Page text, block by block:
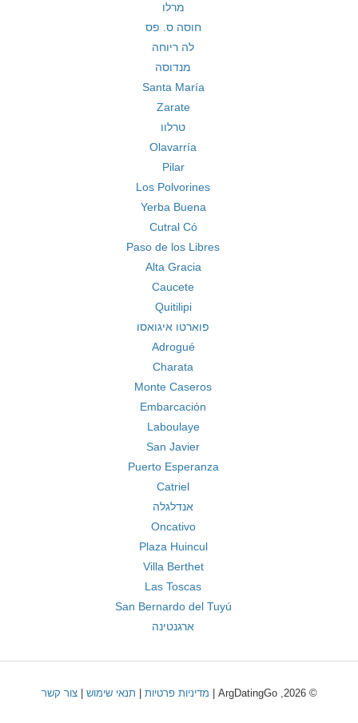
מרלו
חוסה ס. פס
לה ריוחה
מנדוסה
Santa María
Zarate
טרלוו
Olavarría
Pilar
Los Polvorines
Yerba Buena
Cutral Có
Paso de los Libres
Alta Gracia
Caucete
Quitilipi
פוארטו איגואסו
Adrogué
Charata
Monte Caseros
Embarcación
Laboulaye
San Javier
Puerto Esperanza
Catriel
אנדלגלה
Oncativo
Plaza Huincul
Villa Berthet
Las Toscas
San Bernardo del Tuyú
ארגנטינה
© 2026, ArgDatingGo | מדיניות פרטיות תנאי שימוש |צור קשר